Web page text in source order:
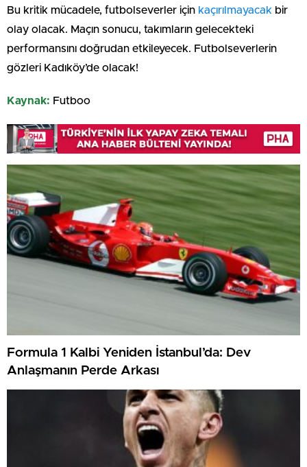
Bu kritik mücadele, futbolseverler için kaçırılmayacak bir
olay olacak. Maçın sonucu, takımların gelecekteki
performansını doğrudan etkileyecek. Futbolseverlerin
gözleri Kadıköy’de olacak!
Kaynak: Futboo
Formula 1 Kalbi Yeniden İstanbul’da: Dev
Anlaşmanın Perde Arkası